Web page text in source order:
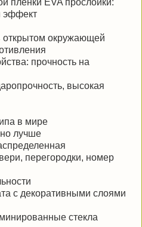
пленки EVA прослойки:
эффект
открытом окружающей
прочность на
высокая
в мире
лучше
перегородки, номер
с декоративными слоями
стекла